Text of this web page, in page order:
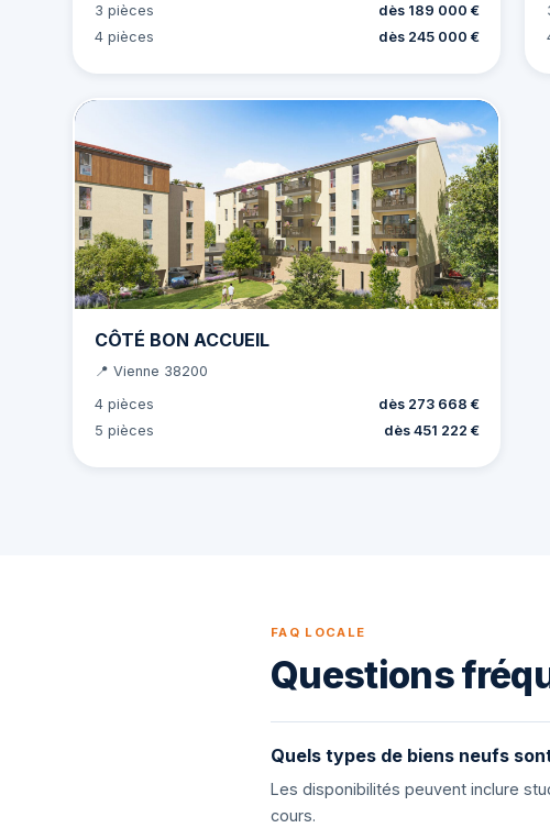
3 pièces
dès 189 000 €
4 pièces
dès 245 000 €
CÔTÉ BON ACCUEIL
📍 Vienne 38200
4 pièces
dès 273 668 €
5 pièces
dès 451 222 €
FAQ LOCALE
Questions
Quels types de biens neufs
Les disponibilités peuvent inclure
cours.